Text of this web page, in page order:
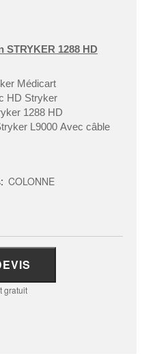
STRYKER 1288 HD
Médicart
HD Stryker
1288 HD
L9000 Avec câble
COLONNE
gratuit